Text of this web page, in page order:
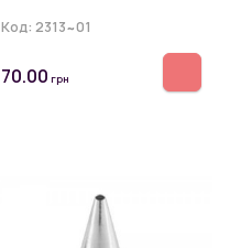
Код: 2313~01
70.00 грн